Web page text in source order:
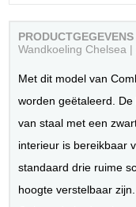
PRODUCTGEGEVENS
Wandkoeling Chelsea
Met dit model van
worden geëtaleerd.
van staal met een
interieur is bereikbaar
standaard drie ruime
hoogte verstelbaar zijn.